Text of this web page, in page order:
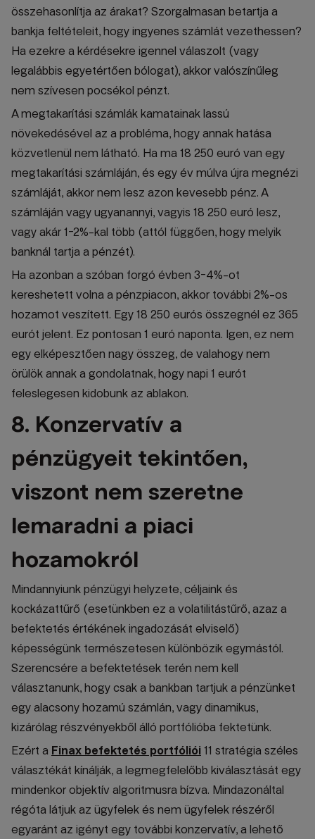
összehasonlítja az árakat? Szorgalmasan betartja a
bankja feltételeit, hogy ingyenes számlát vezethessen?
Ha ezekre a kérdésekre igennel válaszolt (vagy
legalábbis egyetértően bólogat), akkor valószínűleg
nem szívesen pocsékol pénzt.
A megtakarítási számlák kamatainak lassú
növekedésével az a probléma, hogy annak hatása
közvetlenül nem látható. Ha ma 18 250 euró van egy
megtakarítási számláján, és egy év múlva újra megnézi
számláját, akkor nem lesz azon kevesebb pénz. A
számláján vagy ugyanannyi, vagyis 18 250 euró lesz,
vagy akár 1-2%-kal több (attól függően, hogy melyik
banknál tartja a pénzét).
Ha azonban a szóban forgó évben 3-4%-ot
kereshetett volna a pénzpiacon, akkor további 2%-os
hozamot veszített. Egy 18 250 eurós összegnél ez 365
eurót jelent. Ez pontosan 1 euró naponta. Igen, ez nem
egy elképesztően nagy összeg, de valahogy nem
örülök annak a gondolatnak, hogy napi 1 eurót
feleslegesen kidobunk az ablakon.
8. Konzervatív a
pénzügyeit tekintően,
viszont nem szeretne
lemaradni a piaci
hozamokról
Mindannyiunk pénzügyi helyzete, céljaink és
kockázattűrő (esetünkben ez a volatilitástűrő, azaz a
befektetés értékének ingadozását elviselő)
képességünk természetesen különbözik egymástól.
Szerencsére a befektetések terén nem kell
választanunk, hogy csak a bankban tartjuk a pénzünket
egy alacsony hozamú számlán, vagy dinamikus,
kizárólag részvényekből álló portfólióba fektetünk.
Ezért a Finax befektetés portfóliói 11 stratégia széles
választékát kínálják, a legmegfelelőbb kiválasztását egy
mindenkor objektív algoritmusra bízva. Mindazonáltal
régóta látjuk az ügyfelek és nem ügyfelek részéről
egyaránt az igényt egy további konzervatív, a lehető